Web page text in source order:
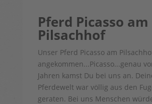
Pferd Picasso am
Pilsachhof
Unser Pferd Picasso am
angekommen...Picasso...genau
Jahren kamst Du bei uns an.
Pferdewelt war völlig aus den
geraten. Bei uns Menschen